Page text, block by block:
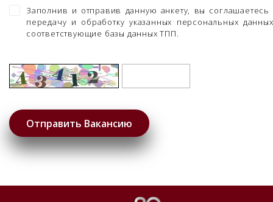
Заполнив и отправив данную анкету, вы соглашаетесь
передачу и обработку указанных персональных
соответствующие базы данных ТПП.